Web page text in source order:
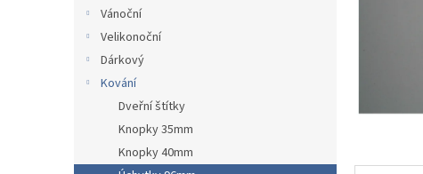
Vánoční
Velikonoční
Dárkový
Kování
Dveřní štítky
Knopky 35mm
Knopky 40mm